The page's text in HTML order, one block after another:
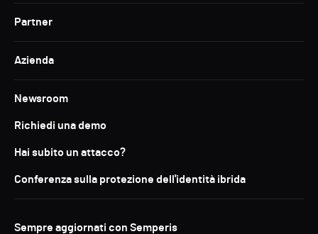
Partner
Azienda
Newsroom
Richiedi una demo
Hai subito un attacco?
Conferenza sulla protezione dell'identità ibrida
Sempre aggiornati con Semperis